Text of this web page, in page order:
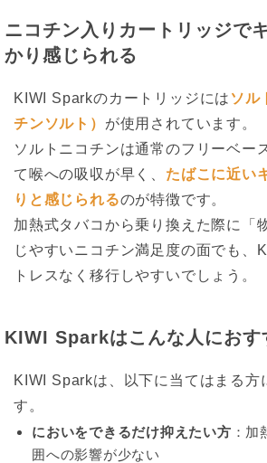
ニコチン入りカートリッジで
かり感じられる
KIWI Sparkのカートリッジには ソル
チンソルト） が使用されています。
ソルトニコチンは通常のフリーベー
て喉への吸収が早く、 たばこに近い
りと感じられるのが特徴です。
加熱式タバコから乗り換えた際に「
じやすいニコチン満足度の面でも、
トレスなく移行しやすいでしょう。
KIWI Sparkはこんな人におす
KIWI Sparkは、以下に当てはまる方
す。
においをできるだけ抑えたい方 ：
囲への影響が少ない